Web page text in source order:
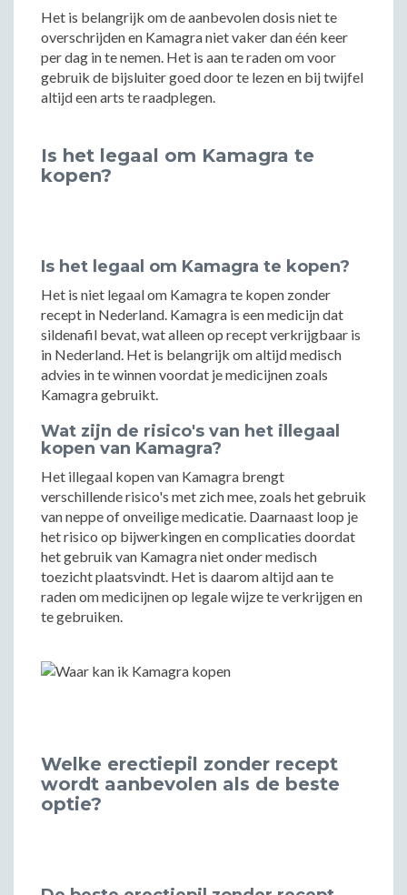
Het is belangrijk om de aanbevolen dosis niet te
overschrijden en Kamagra niet vaker dan één keer
per dag in te nemen. Het is aan te raden om voor
gebruik de bijsluiter goed door te lezen en bij twijfel
altijd een arts te raadplegen.
Is het legaal om Kamagra te
kopen?
Is het legaal om Kamagra te kopen?
Het is niet legaal om Kamagra te kopen zonder
recept in Nederland. Kamagra is een medicijn dat
sildenafil bevat, wat alleen op recept verkrijgbaar is
in Nederland. Het is belangrijk om altijd medisch
advies in te winnen voordat je medicijnen zoals
Kamagra gebruikt.
Wat zijn de risico's van het illegaal
kopen van Kamagra?
Het illegaal kopen van Kamagra brengt
verschillende risico's met zich mee, zoals het gebruik
van neppe of onveilige medicatie. Daarnaast loop je
het risico op bijwerkingen en complicaties doordat
het gebruik van Kamagra niet onder medisch
toezicht plaatsvindt. Het is daarom altijd aan te
raden om medicijnen op legale wijze te verkrijgen en
te gebruiken.
Welke erectiepil zonder recept
wordt aanbevolen als de beste
optie?